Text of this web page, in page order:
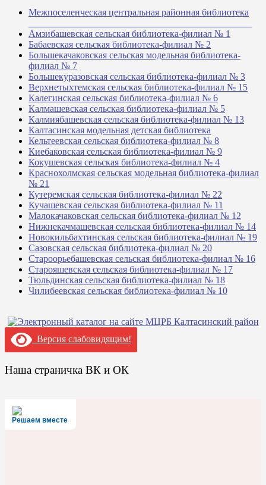
Межпоселенческая центральная районная библиотека
Амзибашевская сельская библиотека-филиал № 1
Бабаевская сельская библиотека-филиал № 2
Большекачаковская сельская модельная библиотека-
филиал № 7
Большекуразовская сельская библиотека-филиал № 3
Верхнетыхтемская сельская библиотека-филиал № 15
Калегинская сельская библиотека-филиал № 6
Калмашевская сельская библиотека-филиал № 5
Калмиябашевская сельская библиотека-филиал № 13
Калтасинская модельная детская библиотека
Кельтеевская сельская библиотека-филиал № 8
Киебаковская сельская библиотека-филиал № 9
Кокушевская сельская библиотека-филиал № 4
Краснохолмская сельская модельная библиотека-филиал
№ 21
Кутеремская сельская библиотека-филиал № 22
Кучашевская сельская библиотека-филиал № 11
Малокачаковская сельская библиотека-филиал № 12
Нижнекачмашевская сельская библиотека-филиал № 14
Новокильбахтинская сельская библиотека-филиал № 19
Сазовская сельская библиотека-филиал № 20
Староорьебашевская сельская библиотека-филиал № 16
Старояшевская сельская библиотека-филиал № 17
Тюльдинская сельская библиотека-филиал № 18
Чилибеевская сельская библиотека-филиал № 10
Версия слабовидящим!
Наша страничка ВК и ОК
Решаем вместе